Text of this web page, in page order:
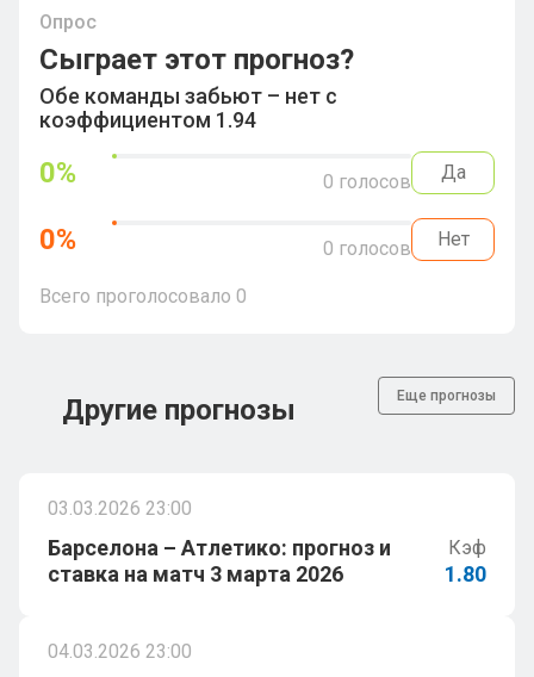
Опрос
Сыграет этот прогноз?
Обе команды забьют – нет с
коэффициентом 1.94
0% 0 голосов Да
0% 0 голосов Нет
Всего проголосовало 0
Другие прогнозы Еще прогнозы
03.03.2026 23:00
Барселона – Атлетико: прогноз и
ставка на матч 3 марта 2026
Кэф
1.80
04.03.2026 23:00